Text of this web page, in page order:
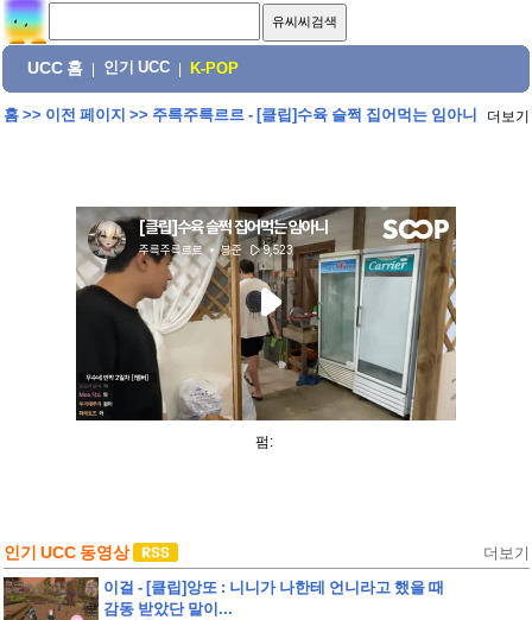
UCC 홈 인기 UCC K-POP
홈>> 이전 페이지 >> 주륵주륵르르 - [클립]수육 슬쩍 집어먹는 임아니 더보기
펌:
인기 UCC 동영상 더보기
이걸 - [클립]앙또 : 니니가 나한테 언니라고 했을 때
감동 받았단 말이...